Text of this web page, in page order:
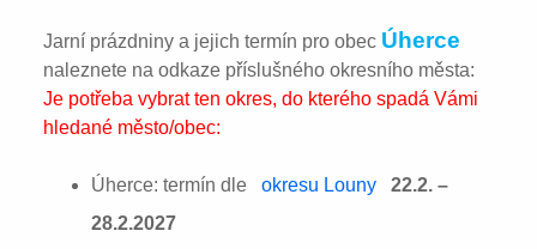
Jarní prázdniny a jejich termín pro obec Úherce
naleznete na odkaze příslušného okresního města:
Je potřeba vybrat ten okres, do kterého spadá Vámi
hledané město/obec:
Úherce: termín dle okresu Louny
22.2. –
28.2.2027